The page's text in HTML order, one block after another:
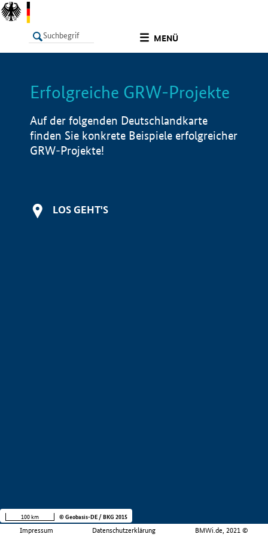
MENÜ
LISTE Info
Erfolgreiche GRW-Projekte
Auf der folgenden Deutschlandkarte
finden Sie konkrete Beispiele erfolgreicher
GRW-Projekte!
LOS GEHT'S
Impressum Datenschutzerklärung BMWi.de, 2021 ©
100 km © Geobasis-DE / BKG 2015